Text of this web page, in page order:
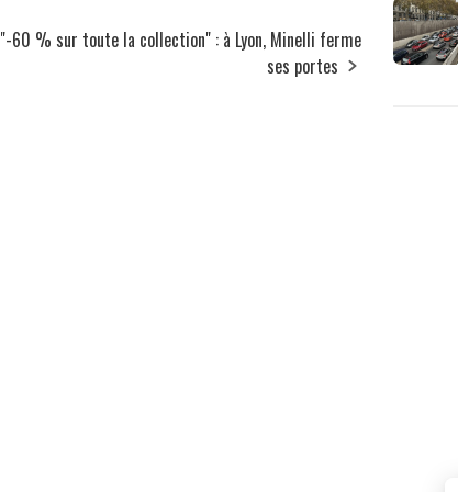
"-60 % sur toute la collection" : à Lyon, Minelli ferme
ses portes